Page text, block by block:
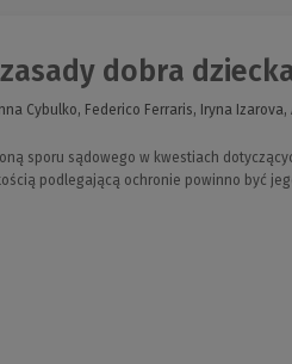
dobra
Cybulko, Federico Ferraris, Iryna Izarova,
sporu sądowego w kwestiach
podlegającą ochronie powinno być